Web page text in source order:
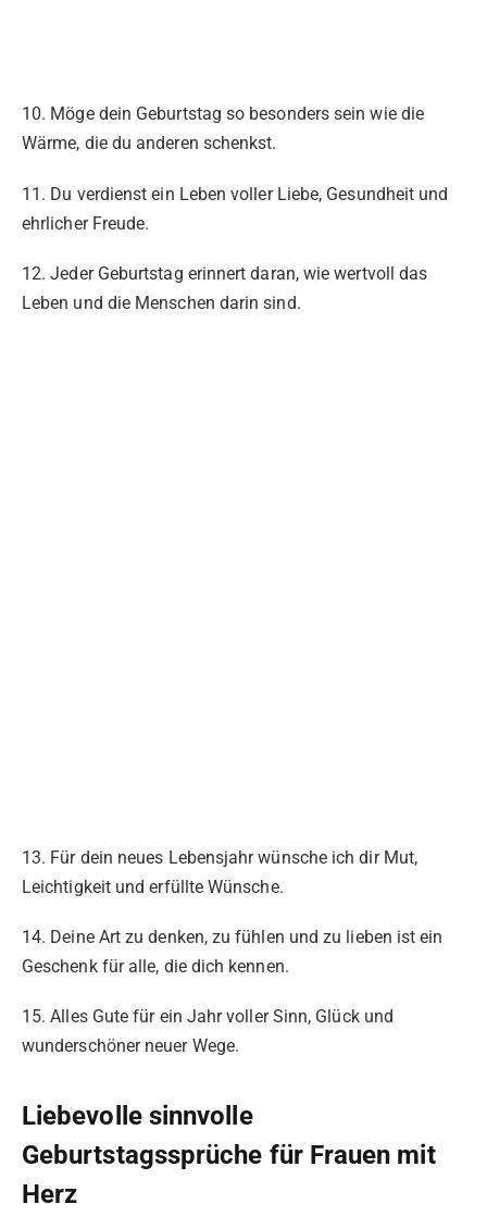
10. Möge dein Geburtstag so besonders sein wie die
Wärme, die du anderen schenkst.
11. Du verdienst ein Leben voller Liebe, Gesundheit und
ehrlicher Freude.
12. Jeder Geburtstag erinnert daran, wie wertvoll das
Leben und die Menschen darin sind.
13. Für dein neues Lebensjahr wünsche ich dir Mut,
Leichtigkeit und erfüllte Wünsche.
14. Deine Art zu denken, zu fühlen und zu lieben ist ein
Geschenk für alle, die dich kennen.
15. Alles Gute für ein Jahr voller Sinn, Glück und
wunderschöner neuer Wege.
Liebevolle sinnvolle
Geburtstagssprüche für Frauen mit
Herz